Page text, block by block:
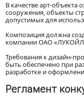
В качестве арт-объекта
сооружения, объекты
допустимых для
Композиция должна
компании ОАО
Требования к дизайн-
быть обеспечено при
разработке и
Регламент